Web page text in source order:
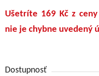
Ušetríte 169 Kč z
nie je chybne uvedený
Dostupnosť